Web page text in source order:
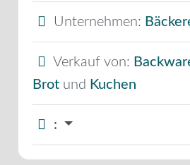
Unternehmen:
Verkauf von:
Brot und Kuchen
: